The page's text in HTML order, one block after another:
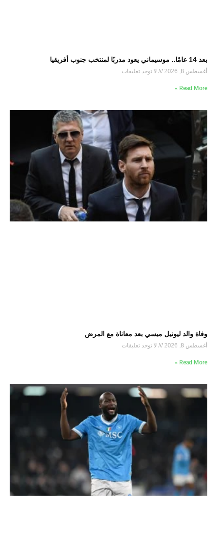
بعد 14 عامًا.. موسيماني يعود مدربًا لمنتخب جنوب أفريقيا
أغسطس 8, 2026 لا توجد تعليقات
Read More »
وفاة والد ليونيل ميسي بعد معاناة مع المرض
أغسطس 8, 2026 لا توجد تعليقات
Read More »